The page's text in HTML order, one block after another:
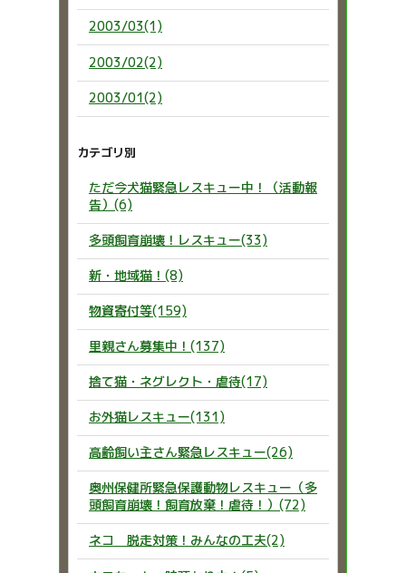
2003/03(1)
2003/02(2)
2003/01(2)
カテゴリ別
ただ今犬猫緊急レスキュー中！（活動報
告）(6)
多頭飼育崩壊！レスキュー(33)
新・地域猫！(8)
物資寄付等(159)
里親さん募集中！(137)
捨て猫・ネグレクト・虐待(17)
お外猫レスキュー(131)
高齢飼い主さん緊急レスキュー(26)
奥州保健所緊急保護動物レスキュー（多
頭飼育崩壊！飼育放棄！虐待！）(72)
ネコ 脱走対策！みんなの工夫(2)